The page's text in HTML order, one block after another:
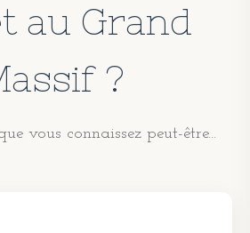
au Grand
?
vous connaissez peut-être...